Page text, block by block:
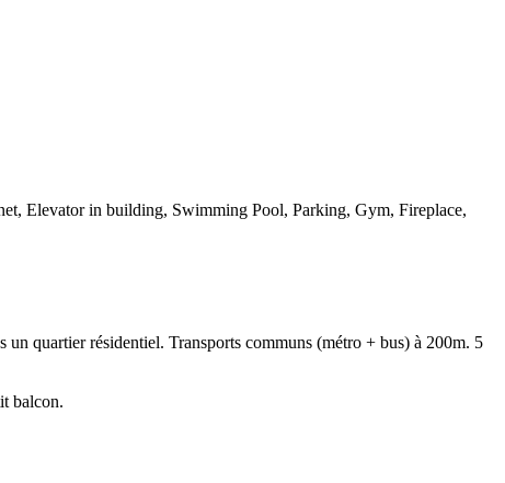
Elevator in building, Swimming Pool, Parking, Gym, Fireplace,
quartier résidentiel. Transports communs (métro + bus) à 200m. 5
balcon.